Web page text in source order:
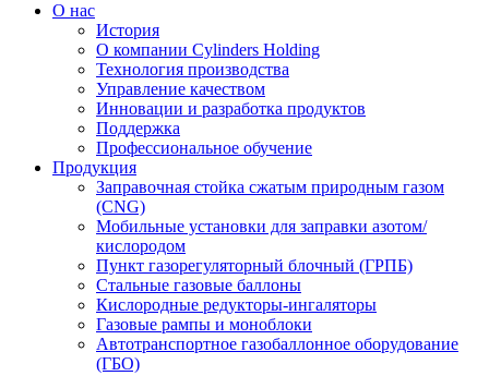
О нас
История
О компании Cylinders Holding
Технология производства
Управление качеством
Инновации и разработка продуктов
Поддержка
Профессиональное обучение
Продукция
Заправочная стойка сжатым природным газом
(CNG)
Мобильные установки для заправки азотом/
кислородом
Пункт газорегуляторный блочный (ГРПБ)
Стальные газовые баллоны
Кислородные редукторы-ингаляторы
Газовые рампы и моноблоки
Автотранспортное газобаллонное оборудование
(ГБО)